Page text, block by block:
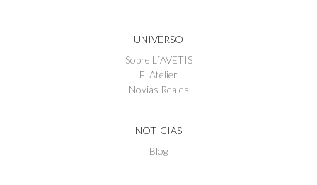
UNIVERSO
Sobre L´AVETIS
El Atelier
Novias Reales
NOTICIAS
Blog